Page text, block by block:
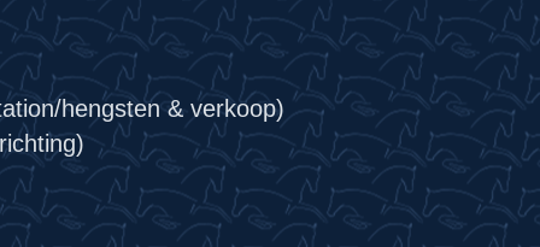
hengsten & verkoop)